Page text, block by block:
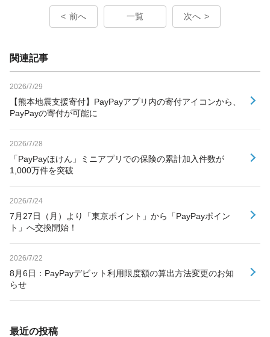
前へ 一覧 次へ
関連記事
2026/7/29
【熊本地震支援寄付】PayPayアプリ内の寄付アイコンから、
PayPayの寄付が可能に
2026/7/28
「PayPayほけん」ミニアプリでの保険の累計加入件数が
1,000万件を突破
2026/7/24
7月27日（月）より「東京ポイント」から「PayPayポイン
ト」へ交換開始！
2026/7/22
8月6日：PayPayデビット利用限度額の算出方法変更のお知
らせ
最近の投稿